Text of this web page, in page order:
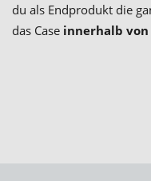
du als Endprodukt die
das Case innerhalb